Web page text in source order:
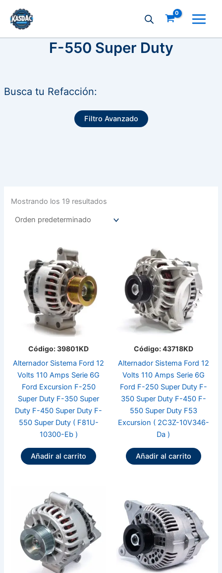
contenido
F-550 Super Duty
Busca tu Refacción:
Filtro Avanzado
Mostrando los 19 resultados
Código: 39801KD
Alternador Sistema Ford 12
Volts 110 Amps Serie 6G
Ford Excursion F-250
Super Duty F-350 Super
Duty F-450 Super Duty F-
550 Super Duty ( F81U-
10300-Eb )
Añadir al carrito
Código: 43718KD
Alternador Sistema Ford 12
Volts 110 Amps Serie 6G
Ford F-250 Super Duty F-
350 Super Duty F-450 F-
550 Super Duty F53
Excursion ( 2C3Z-10V346-
Da )
Añadir al carrito